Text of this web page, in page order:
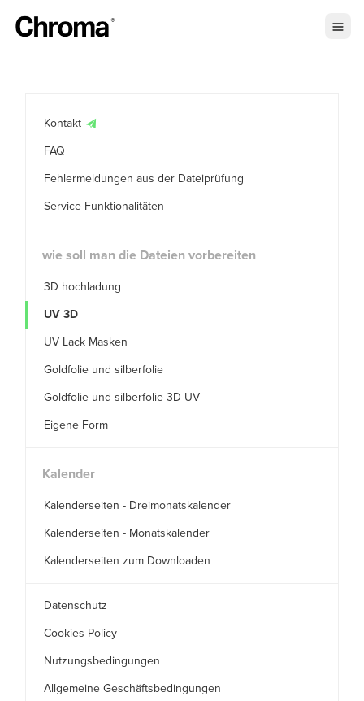
Kontakt
FAQ
Fehlermeldungen aus der Dateiprüfung
Service-Funktionalitäten
wie soll man die Dateien vorbereiten
3D hochladung
UV 3D
UV Lack Masken
Goldfolie und silberfolie
Goldfolie und silberfolie 3D UV
Eigene Form
Kalender
Kalenderseiten - Dreimonatskalender
Kalenderseiten - Monatskalender
Kalenderseiten zum Downloaden
Datenschutz
Cookies Policy
Nutzungsbedingungen
Allgemeine Geschäftsbedingungen